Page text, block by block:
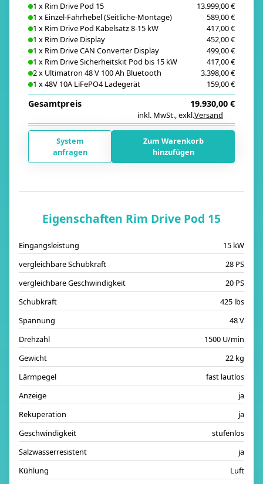
1 x Rim Drive Pod 15
13.999,00 €
1 x Einzel-Fahrhebel (Seitliche-Montage)
589,00 €
1 x Rim Drive Pod Kabelsatz 8-15 kW
417,00 €
1 x Rim Drive Display
452,00 €
1 x Rim Drive CAN Converter Display
499,00 €
1 x Rim Drive Sicherheitskit Pod bis 15 kW
417,00 €
2x Ultimatron 48 V 100 Ah Bluetooth
3.398,00 €
1 x48V 10A LiFePO4 Ladegerät 159,00 €
Gesamtpreis
inkl. MwSt.,exkl.Versand
19.930,00 €
System
anfragen
Zum Warenkorb
hinzufügen
Eigenschaften Rim Drive Pod 15
Eingangsleistung
15 kW
vergleichbare Schubkraft
28 PS
vergleichbare Geschwindigkeit
20 PS
Schubkraft
425 lbs
Spannung
48 V
Drehzahl
1500 U/min
Gewicht
22 kg
Lärmpegel
fast lautlos
Anzeige
ja
Rekuperation
ja
Geschwindigkeit
stufenlos
Salzwasserresistent
ja
Kühlung
Luft